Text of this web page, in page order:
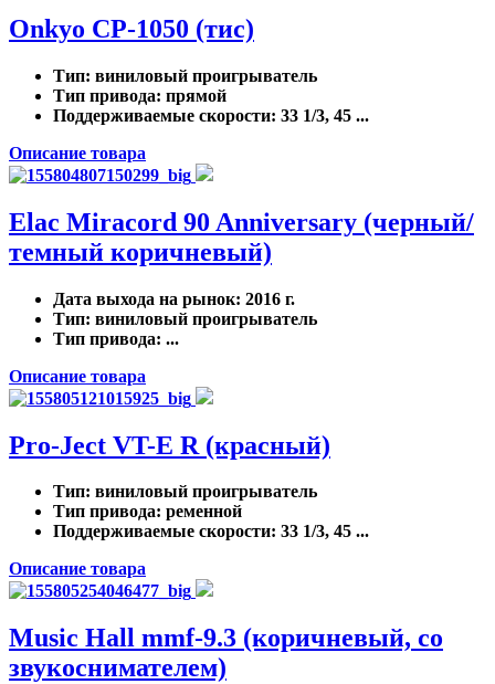
Onkyo CP-1050 (тис)
Тип: виниловый проигрыватель
Тип привода: прямой
Поддерживаемые скорости: 33 1/3, 45 ...
Описание товара
Elac Miracord 90 Anniversary (черный/
темный коричневый)
Дата выхода на рынок: 2016 г.
Тип: виниловый проигрыватель
Тип привода: ...
Описание товара
Pro-Ject VT-E R (красный)
Тип: виниловый проигрыватель
Тип привода: ременной
Поддерживаемые скорости: 33 1/3, 45 ...
Описание товара
Music Hall mmf-9.3 (коричневый, со
звукоснимателем)